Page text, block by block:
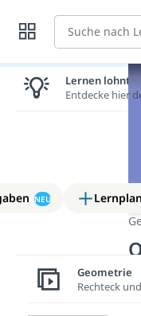
Suche
NEU Lernplan
Lernen lohnt
Entdecke hier
Geometrie
Rechteck